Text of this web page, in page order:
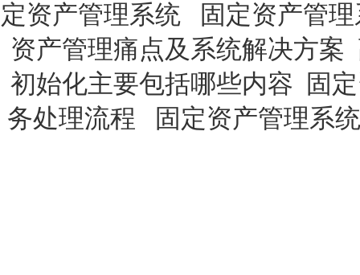
定资产管理系统
固定资产管
资产管理痛点及系统解决方案
初始化主要包括哪些内容
固
务处理流程
固定资产管理系